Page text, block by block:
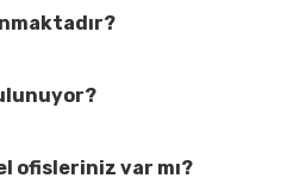
ofisleriniz var mı?